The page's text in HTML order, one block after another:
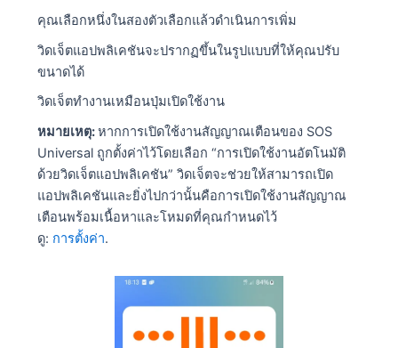
คุณเลือกหนึ่งในสองตัวเลือกแล้วดำเนินการเพิ่ม
วิดเจ็ตแอปพลิเคชันจะปรากฏขึ้นในรูปแบบที่ให้คุณปรับ
ขนาดได้
วิดเจ็ตทำงานเหมือนปุ่มเปิดใช้งาน
หมายเหตุ:หากการเปิดใช้งานสัญญาณเตือนของ SOS
Universal ถูกตั้งค่าไว้โดยเลือก “การเปิดใช้งานอัตโนมัติ
ด้วยวิดเจ็ตแอปพลิเคชัน” วิดเจ็ตจะช่วยให้สามารถเปิด
แอปพลิเคชันและยิ่งไปกว่านั้นคือการเปิดใช้งานสัญญาณ
เตือนพร้อมเนื้อหาและโหมดที่คุณกำหนดไว้
ดู: การตั้งค่า.